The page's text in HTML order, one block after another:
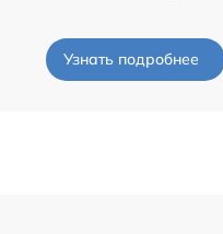
Узнать подробнее